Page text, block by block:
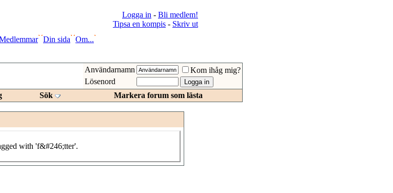
Logga in - Bli medlem!
Tipsa en kompis - Skriv ut
Din sida
Om...
Användarnamn
Kom ihåg mig?
Lösenord
Sök Markera forum som lästa
with 'f&#246;tter'.